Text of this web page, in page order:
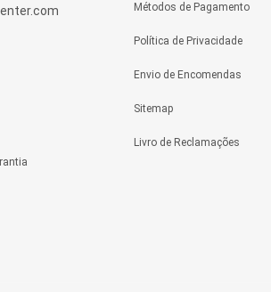
Métodos de Pagamento
Política de Privacidade
Envio de Encomendas
Sitemap
Livro de Reclamações